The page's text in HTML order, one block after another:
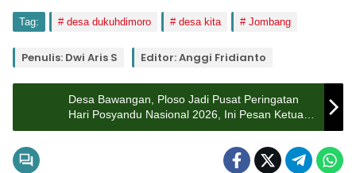
Tag: desa dukuhdimoro desa kita Jombang
Penulis: Dwi Aris S Editor: Anggi Fridianto
Desa Bawangan, Ploso Jadi Pusat Peringatan
Hari Posyandu Nasional 2026, Ini Pesan Ketua
Tim Pembina Posyandu